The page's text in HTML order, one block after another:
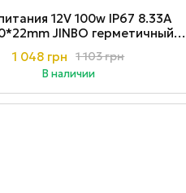
12V 100w ІР67 8.33A
JINBO герметичный
1 103 грн
1 048 грн
В наличии